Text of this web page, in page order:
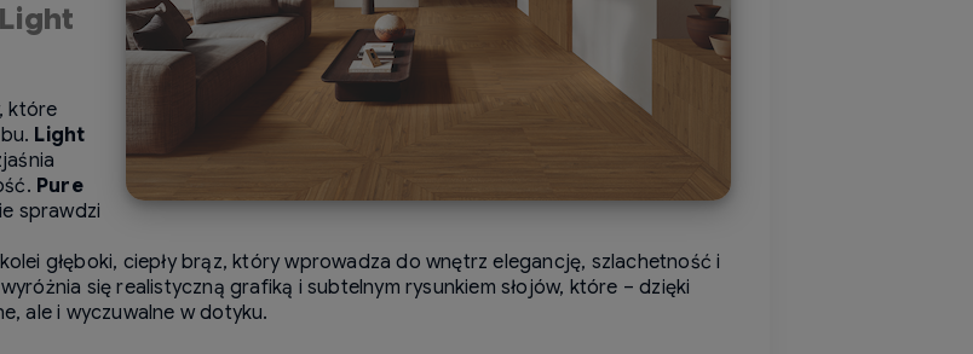
które
Light
Pure
sprawdzi
głęboki, ciepły brąz, który wprowadza do wnętrz elegancję, szlachetność i
się realistyczną grafiką i subtelnym rysunkiem słojów, które – dzięki
ale i wyczuwalne w dotyku.